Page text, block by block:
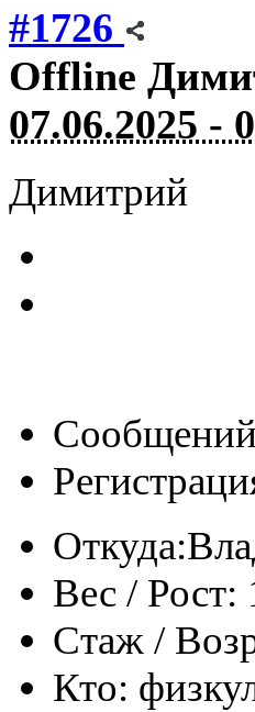
#1726
Offline
07.06.2025 -
Димитрий
Откуда:
Вес / Рост:
Стаж /
Кто: